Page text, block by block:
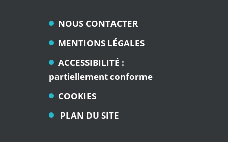
NOUS CONTACTER
MENTIONS LÉGALES
ACCESSIBILITÉ :
partiellement conforme
COOKIES
PLAN DU SITE